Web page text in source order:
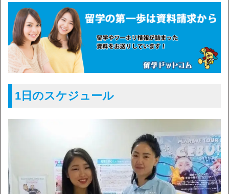
1日のスケジュール